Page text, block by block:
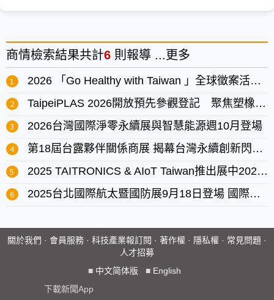
商情檢索結果共計6 則報導 ... 更多
2026 「Go Healthy with Taiwan 」全球徵案活動啟動 共創健康未來新典範
TaipeiPLAS 2026開放預先參觀登記 聚焦塑橡膠產業升級趨勢
2026台灣國際淨零永續展與智慧能源週10月登場
第18屆台露夥伴關係商展 揭幕台灣永續創新閃耀加勒比海
2025 TAITRONICS & AIoT Taiwan推出展中2026報名優惠 搶佔先機
2025台北國際航太暨國防展9月18日登場 國際論壇、產品發表與商機交流亮點搶先看
關於我們 · 會員服務 · 科技產業報訂閱 · 著作權 · 隱私權 · 常見問題 ·
人才招募
■ 中文简体版 ■ English
下載新聞App